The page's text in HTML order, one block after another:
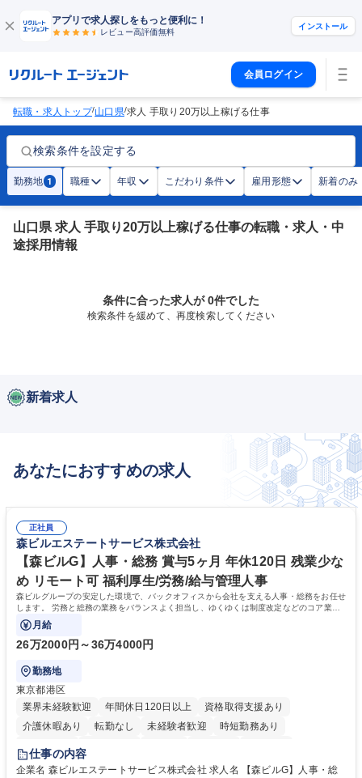
アプリで求人探しをもっと便利に！
レビュー高評価無料
インストール
会員ログイン
転職・求人トップ/山口県/求人 手取り20万以上稼げる仕事
検索条件を設定する
勤務地 1 職種 年収 こだわり条件 雇用形態 新着のみ
山口県 求人 手取り20万以上稼げる仕事の転職・求人・中
途採用情報
条件に合った求人が 0件でした
検索条件を緩めて、再度検索してください
新着求人
あなたにおすすめの求人
正社員
森ビルエステートサービス株式会社
【森ビルG】人事・総務 賞与5ヶ月 年休120日 残業少な
め リモート可 福利厚生/労務/給与管理人事
森ビルグループの安定した環境で、バックオフィスから会社を支える人事・総務をお任せ
します。 労務と総務の業務をバランスよく担当し、ゆくゆくは制度改定などのコア業務
にも挑戦できる、やりがいある環境です。
月給
26万2000円～36万4000円
勤務地
東京都港区
業界未経験歓迎
年間休日120日以上
資格取得支援あり
介護休暇あり
転勤なし 未経験者歓迎
時短勤務あり
経験者歓迎
完全週休2日制
交通費支給 長期歓迎 駅近5分以内 土日祝休み
仕事の内容
企業名 森ビルエステートサービス株式会社 求人名 【森ビルG】人事・総